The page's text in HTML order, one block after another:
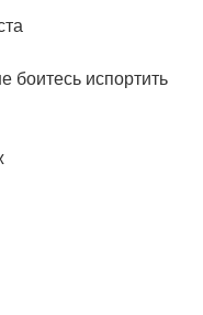
боитесь испортить